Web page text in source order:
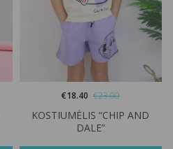
KOSTIUMĖLIS “CHIP AND
DALE”
€18.40 €23.00